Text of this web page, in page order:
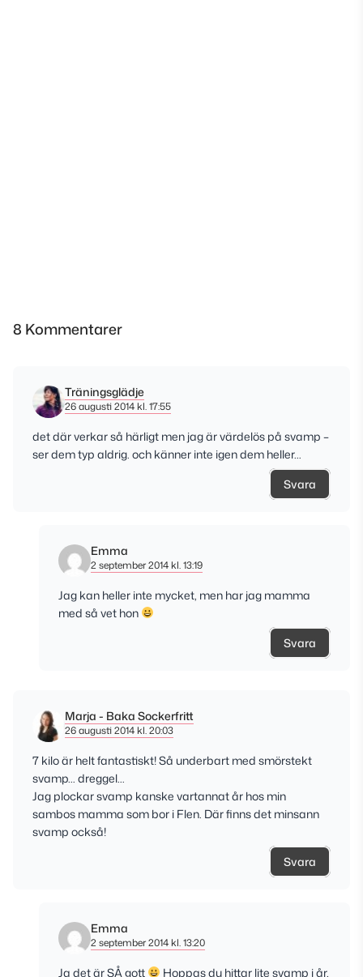
8 Kommentarer
Träningsglädje
26 augusti 2014 kl. 17:55
det där verkar så härligt men jag är värdelös på svamp –
ser dem typ aldrig. och känner inte igen dem heller…
Svara
Emma
2 september 2014 kl. 13:19
Jag kan heller inte mycket, men har jag mamma
med så vet hon
Svara
Marja - Baka Sockerfritt
26 augusti 2014 kl. 20:03
7 kilo är helt fantastiskt! Så underbart med smörstekt
svamp… dreggel…
Jag plockar svamp kanske vartannat år hos min
sambos mamma som bor i Flen. Där finns det minsann
svamp också!
Svara
Emma
2 september 2014 kl. 13:20
Ja det är SÅ gott
Hoppas du hittar lite svamp i år,